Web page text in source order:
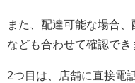
また、配達可能な場合
なども合わせて確認でき
2つ目は、店舗に直接電